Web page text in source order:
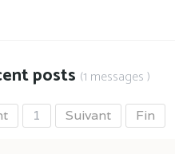
posts (1 messages )
1 Suivant Fin